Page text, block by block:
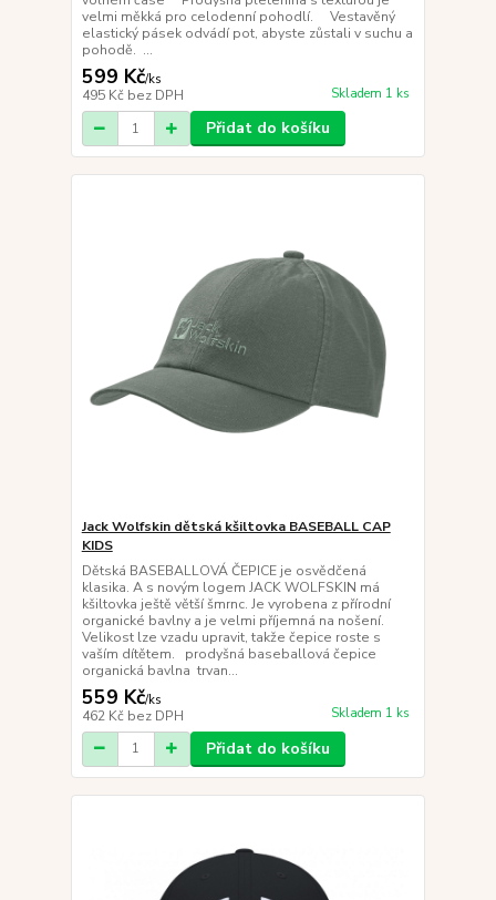
velmi měkká pro celodenní pohodlí. Vestavěný
elastický pásek odvádí pot, abyste zůstali v suchu a
pohodě. ...
599 Kč/ks
495 Kč bez DPH Skladem 1 ks
Přidat do košíku
Jack Wolfskin dětská kšiltovka BASEBALL CAP
KIDS
Dětská BASEBALLOVÁ ČEPICE je osvědčená
klasika. A s novým logem JACK WOLFSKIN má
kšiltovka ještě větší šmrnc. Je vyrobena z přírodní
organické bavlny a je velmi příjemná na nošení.
Velikost lze vzadu upravit, takže čepice roste s
vaším dítětem. prodyšná baseballová čepice
organická bavlna trvan...
559 Kč/ks
462 Kč bez DPH Skladem 1 ks
Přidat do košíku